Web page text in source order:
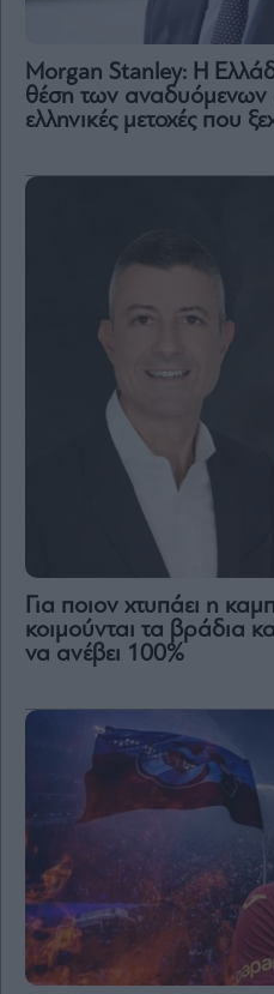
Morgan Stanley: Η
θέση των
ελληνικές μετοχές που
Για ποιον χτυπάει η
κοιμούνται τα βράδια
να ανέβει 100%